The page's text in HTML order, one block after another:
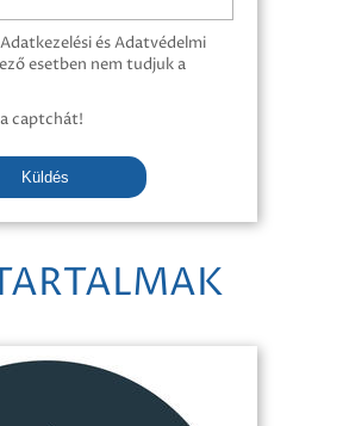
és Adatvédelmi
esetben nem tudjuk a
captchát!
Küldés